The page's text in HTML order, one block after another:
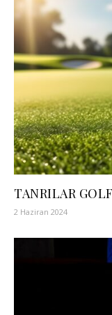
TANRILAR
2 Haziran 2024